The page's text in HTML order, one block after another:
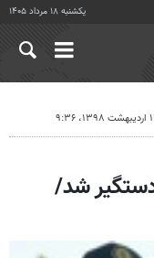
یکشنبه ۱۸ مرداد ۱۴۰۵
۹:۳۶
شد/